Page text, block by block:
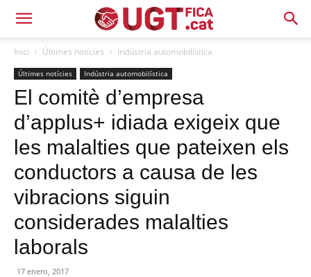
Inici Últimes notícies Indústria automobilística
Últimes notícies Indústria automobilística
El comitè d’empresa
d’applus+ idiada exigeix que
les malalties que pateixen els
conductors a causa de les
vibracions siguin
considerades malalties
laborals
17 enero, 2017